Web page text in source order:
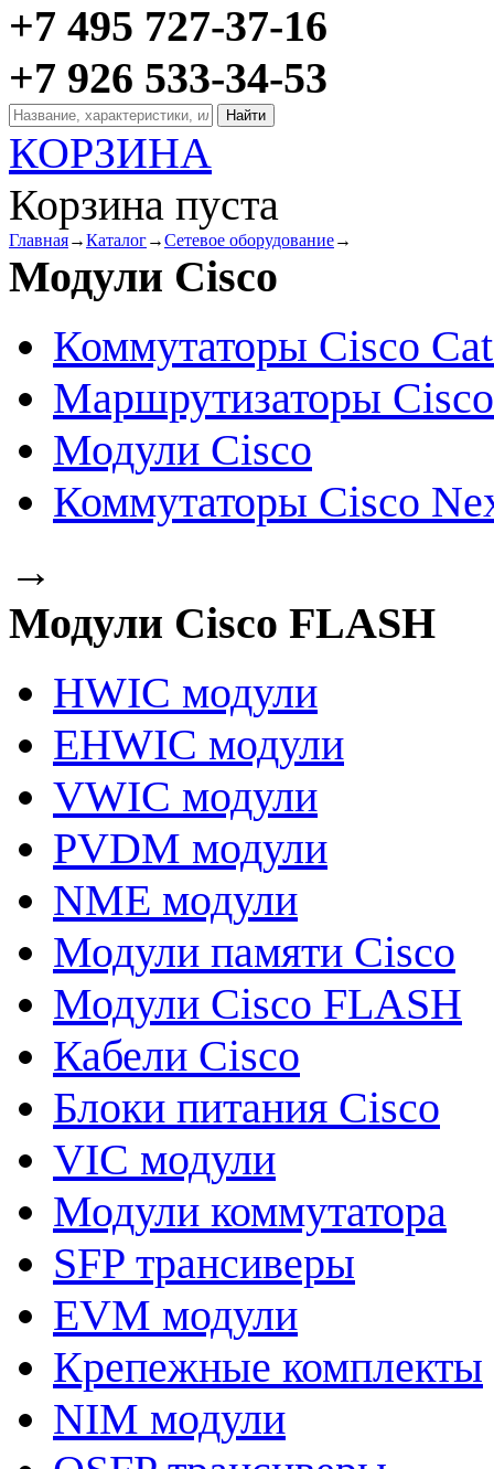
+7 495 727-37-16
+7 926 533-34-53
КОРЗИНА
Корзина пуста
Главная→Каталог→Сетевое оборудование→
Модули Cisco
Коммутаторы Cisco
Маршрутизаторы Cisco
Модули Cisco
Коммутаторы Cisco
→
Модули Cisco FLASH
HWIC модули
EHWIC модули
VWIC модули
PVDM модули
NME модули
Модули памяти Cisco
Модули Cisco FLASH
Кабели Cisco
Блоки питания Cisco
VIC модули
Модули коммутатора
SFP трансиверы
EVM модули
Крепежные комплекты
NIM модули